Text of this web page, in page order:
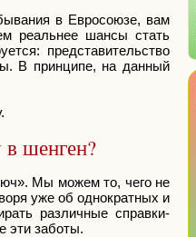
в Евросоюзе, вам
реальнее шансы стать
представительство
В принципе, на данный
в шенген?
Мы можем то, чего не
уже об однократных и
различные справки-
эти заботы.